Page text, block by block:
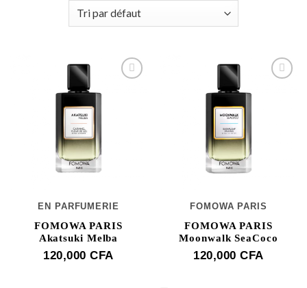
EN PARFUMERIE
FOMOWA PARIS
Akatsuki Melba
120,000CFA
FOMOWA PARIS
FOMOWA PARIS
Moonwalk SeaCoco
120,000CFA